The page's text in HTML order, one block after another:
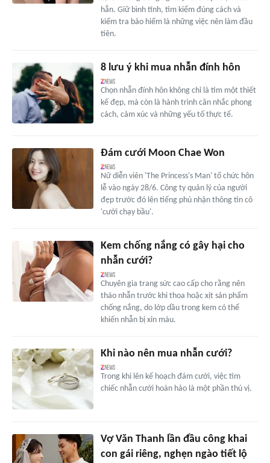
hẳn. Giữ bình tĩnh, tìm kiếm đúng cách và
kiểm tra bảo hiểm là những việc nên làm đầu
tiên.
8 lưu ý khi mua nhẫn đính hôn
Chọn nhẫn đính hôn không chỉ là tìm một thiết
kế đẹp, mà còn là hành trình cân nhắc phong
cách, cảm xúc và những yếu tố thực tế.
Đám cưới Moon Chae Won
Nữ diễn viên 'The Princess's Man' tổ chức hôn
lễ vào ngày 28/6. Công ty quản lý của người
đẹp trước đó lên tiếng phủ nhận thông tin cô
'cưới chạy bầu'.
Kem chống nắng có gây hại cho
nhẫn cưới?
Chuyên gia trang sức cao cấp cho rằng nên
tháo nhẫn trước khi thoa hoặc xịt sản phẩm
chống nắng, do lớp dầu trong kem có thể
khiến nhẫn bị xỉn màu.
Khi nào nên mua nhẫn cưới?
Trong khi lên kế hoạch đám cưới, việc tìm
chiếc nhẫn cưới hoàn hảo là một phần thú vị.
Vợ Văn Thanh lần đầu công khai
con gái riêng, nghẹn ngào tiết lộ